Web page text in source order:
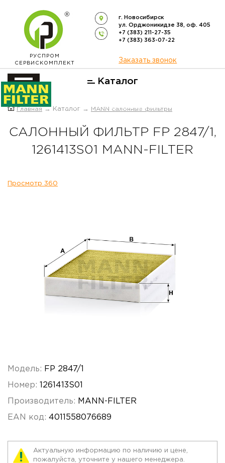
РУСПРОМ
СЕРВИСКОМПЛЕКТ
г. Новосибирск
ул. Орджоникидзе 38, оф. 405
+7 (383) 211-27-35
+7 (383) 363-07-22
Заказать звонок
Каталог
ОФИЦИАЛЬНЫЙ ДИСТРИБЬЮТОР
Главная → Каталог → MANN салонные фильтры
САЛОННЫЙ ФИЛЬТР FP 2847/1,
1261413S01 MANN-FILTER
Просмотр 360
Модель: FP 2847/1
Номер: 1261413S01
Производитель: MANN-FILTER
EAN код: 4011558076689
Актуальную информацию по наличию и цене,
пожалуйста, уточните у нашего менеджера.